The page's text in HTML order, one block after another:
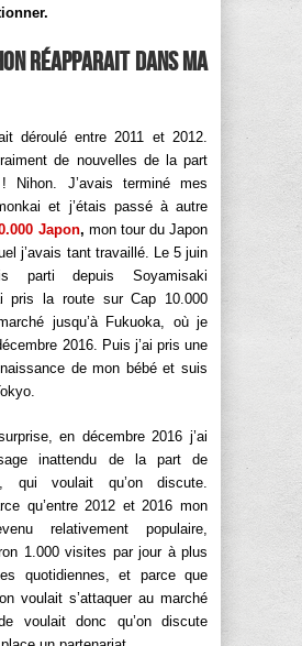
réapparait dans ma
déroulé entre 2011 et 2012.
de nouvelles de la part
J’avais terminé mes
et j’étais passé à autre
Japon, mon tour du Japon
j’avais tant travaillé. Le 5 juin
parti depuis Soyamisaki
pris la route sur Cap 10.000
jusqu’à Fukuoka, où je
2016. Puis j’ai pris une
de mon bébé et suis
en décembre 2016 j’ai
inattendu de la part de
qui voulait qu’on discute.
qu’entre 2012 et 2016 mon
relativement populaire,
1.000 visites par jour à plus
quotidiennes, et parce que
voulait s’attaquer au marché
voulait donc qu’on discute